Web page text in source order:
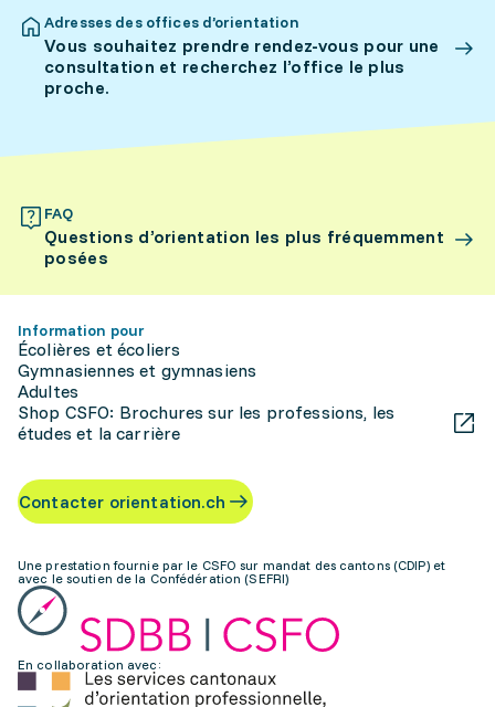
Adresses des offices d’orientation
Vous souhaitez prendre rendez-vous pour une
consultation et recherchez l’office le plus
proche.
FAQ
Questions d’orientation les plus fréquemment
posées
Information pour
Écolières et écoliers
Gymnasiennes et gymnasiens
Adultes
Shop CSFO: Brochures sur les professions, les
études et la carrière
Contacter orientation.ch
Une prestation fournie par le CSFO sur mandat des cantons (CDIP) et
avec le soutien de la Confédération (SEFRI)
En collaboration avec: